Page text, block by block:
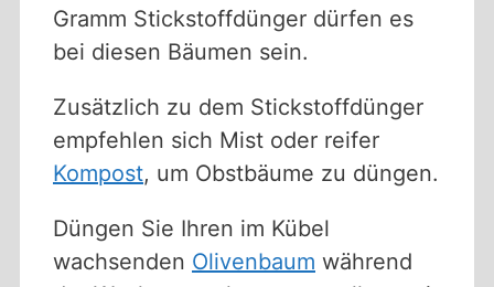
Gramm Stickstoffdünger dürfen es
bei diesen Bäumen sein.
Zusätzlich zu dem Stickstoffdünger
empfehlen sich Mist oder reifer
Kompost, um Obstbäume zu düngen.
Düngen Sie Ihren im Kübel
wachsenden Olivenbaum während